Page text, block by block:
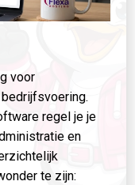
voor
regel je je
en
te zijn: